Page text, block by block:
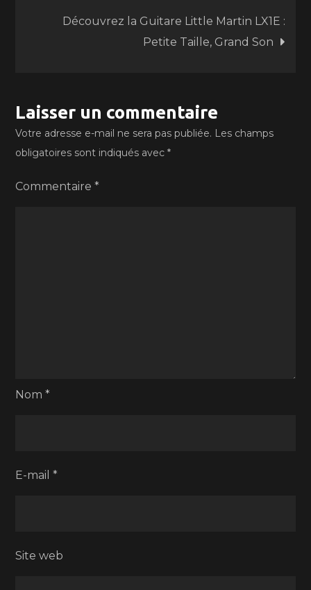
l’article
Découvrez la Guitare Little Martin LX1E :
Petite Taille, Grand Son
Laisser un commentaire
Votre adresse e-mail ne sera pas publiée. Les champs
obligatoires sont indiqués avec*
Commentaire*
Nom*
E-mail*
Site web